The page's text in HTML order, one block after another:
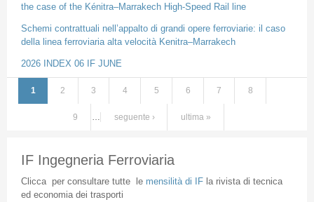
the case of the Kénitra–Marrakech High-Speed Rail line
Schemi contrattuali nell’appalto di grandi opere ferroviarie: il caso
della linea ferroviaria alta velocità Kenitra–Marrakech
2026 INDEX 06 IF JUNE
Pagine
1 2 3 4 5 6 7 8
9 … seguente › ultima »
IF Ingegneria Ferroviaria
Cliccaper consultare tuttele mensilità di IFla rivista di tecnica
ed economia dei trasporti